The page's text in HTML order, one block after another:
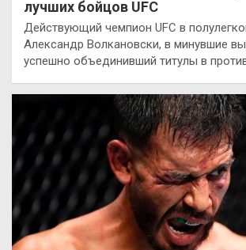
лучших бойцов UFC
Действующий чемпион UFC в
Александр Волкановски, в минувшие
успешно объединивший титулы в